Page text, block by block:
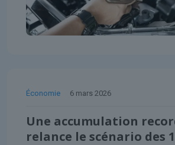
Économie 6 mars 2026
Une accumulation
relance le scénario des